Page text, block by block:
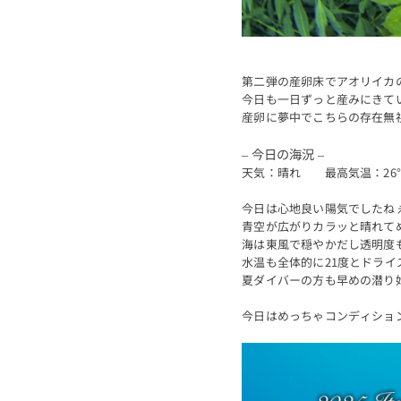
第二弾の産卵床でアオリイカ
今日も一日ずっと産みにきて
産卵に夢中でこちらの存在無
– 今日の海況 –
天気：晴れ 最高気温
今日は心地良い陽気でした
青空が広がりカラッと晴れ
海は東風で穏やかだし透明
水温も全体的に21度とドラ
夏ダイバーの方も早めの潜
今日はめっちゃコンディシ